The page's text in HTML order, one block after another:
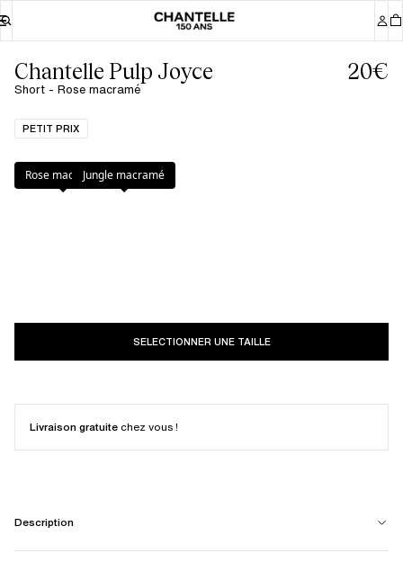
Chantelle Pulp Joyce
Short - Rose macramé
20€
PETIT PRIX
Couleur:Rose macramé
Rose macraméJungle macramé
SELECTIONNER UNE TAILLE
Livraison gratuite chez vous !
Description